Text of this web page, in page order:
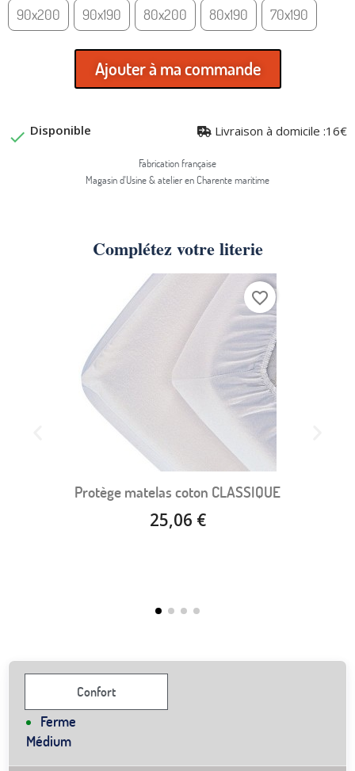
90x200 90x190 80x200 80x190 70x190
Ajouter à ma commande
 Disponible Livraison à domicile :16€
Fabrication française
Magasin d'Usine & atelier en Charente maritime
Complétez votre literie
Protège matelas coton CLASSIQUE
25,06 €
favorite_border
Confort
Ferme
Médium